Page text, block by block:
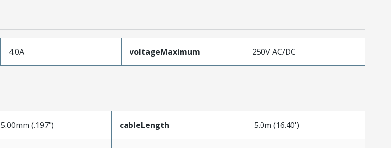
4.0A voltageMaximum 250V AC/DC
5.00mm (.197") cableLength 5.0m (16.40')